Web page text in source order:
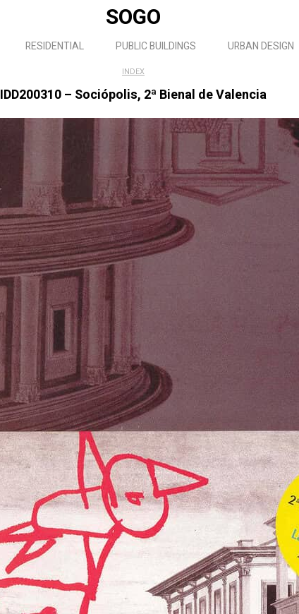
SOGO
RESIDENTIAL PUBLIC BUILDINGS URBAN DESIGN
INDEX
IDD200310 – Sociópolis, 2ª Bienal de Valencia